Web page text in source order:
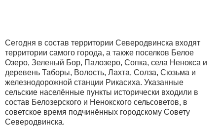
Сегодня в состав территории Северодвинска входят
территории самого города, а также поселков Белое
Озеро, Зеленый Бор, Палозеро, Сопка, села Ненокса и
деревень Таборы, Волость, Лахта, Солза, Сюзьма и
железнодорожной станции Рикасиха. Указанные
сельские населённые пункты исторически входили в
состав Белозерского и Ненокского сельсоветов, в
советское время подчинённых городскому Совету
Северодвинска.